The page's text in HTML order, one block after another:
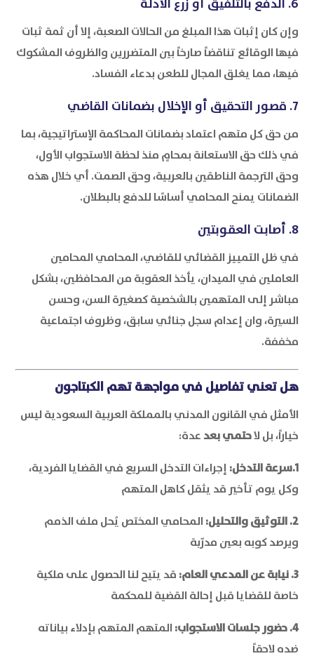
6. الدفع بالتلفيق أو زرع الأدلة
وإن كان إثبات هذا المبلغ من الحالات الصعبة، إلا أن ثمة ثبات
فيها الوقائع تناقضاً صارخاً بين المتضررين والظروف المشكوك
فيها، مما يغلق المجال للطعن بدعاء الفساد.
7. قصور التحقيق أو الإخلال بضمانات القاضي
من حق كل متهم اعتماد بضمانات المحاكمة الإستراتيجية، بما
في ذلك حق الاستعانة بمحامٍ منذ لحظة الاستجواب الأول،
وحق الترجمة الناطقين بالعربية، وحق الصمت. أي خلال هذه
الضمانات يمنح المحامي أساسًا للدفع بالبطلان.
8. أصابت العقوبتين
في ظل التمييز القضائي للقاضي، المحامي المحامين
العاملين في الميدان، يأخذ العقوبة من المحافظين، بشكل
مباشر إلى المتهمين بالشخصية كصغيرة السن، وحسن
السيرة، وان إعدام سجل جنائي سابق، وظروف اجتماعية
مخففة.
هل تعني تفاصيل في مواجهة تهم الكبتاجون
الأمثل في القانون المدني بالمملكة العربية السعودية ليس
خياراً، بل لاحتمي بعد عدة:
1.سرعة التدخل:
إجراءات التدخل السريع في القضايا الفردية،
وكل يوم تأخير قد يثقل كاهل المتهم
2. التوثيق والتحليل:
المحامي المختص يُحل ملف الذمم
ويرصد كوبه بعين مدرّبة
3. نيابة عن المدعي العام:
قد يتيح لنا الحصول على ملكية
خاصة للقضايا قبل إحالة القضية للمحكمة
4. حضور جلسات الاستجواب:
المتهم المتهم بإدلاء بياناته
ضده لاحقاً